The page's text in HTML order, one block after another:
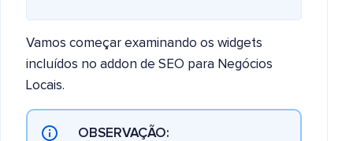
Vamos começar examinando os widgets
incluídos no addon de SEO para Negócios
Locais.
OBSERVAÇÃO: